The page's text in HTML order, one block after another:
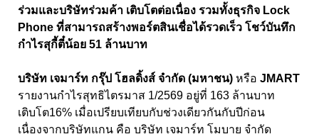
ร่วมและบริษัทร่วมค้า เติบโตต่อเนื่อง รวมทั้งธุรกิจ Lock
Phone ที่สามารถสร้างพอร์ตสินเชื่อได้รวดเร็ว โชว์บันทึก
กำไรสุกี้ตี๋น้อย 51 ล้านบาท
บริษัท เจมาร์ท กรุ๊ป โฮลดิ้งส์ จำกัด (มหาชน) หรือ JMART
รายงานกำไรสุทธิไตรมาส 1/2569 อยู่ที่ 163 ล้านบาท
เติบโต16% เมื่อเปรียบเทียบกับช่วงเดียวกันกับปีก่อน
เนื่องจากบริษัทแกน คือ บริษัท เจมาร์ท โมบาย จำกัด